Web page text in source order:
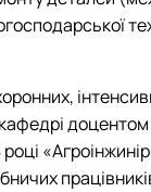
кафедрі